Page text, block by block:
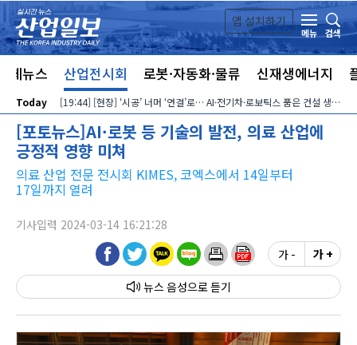
본문 바로가기
앱 설치하기
메뉴
검색
체뉴스 산업전시회 로봇·자동화·물류 신재생에너지
Today [19:44] [현장] ‘시공’ 너머 ‘연결’로… AI·전기차·로보틱스 품은 건설 생태계
[포토뉴스]AI·로봇 등 기술의 발전, 의료 산업에
긍정적 영향 미쳐
의료 산업 전문 전시회 KIMES, 코엑스에서 14일부터
17일까지 열려
기사입력 2024-03-14 16:21:28
뉴스 음성
가 - 가 +